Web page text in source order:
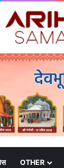
OTHER